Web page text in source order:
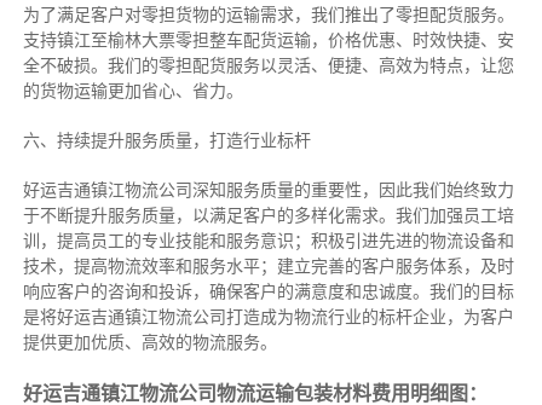
为了满足客户对零担货物的运输需求，我们推出了零担配货服务。
支持镇江至榆林大票零担整车配货运输，价格优惠、时效快捷、安
全不破损。我们的零担配货服务以灵活、便捷、高效为特点，让您
的货物运输更加省心、省力。
六、持续提升服务质量，打造行业标杆
好运吉通镇江物流公司深知服务质量的重要性，因此我们始终致力
于不断提升服务质量，以满足客户的多样化需求。我们加强员工培
训，提高员工的专业技能和服务意识；积极引进先进的物流设备和
技术，提高物流效率和服务水平；建立完善的客户服务体系，及时
响应客户的咨询和投诉，确保客户的满意度和忠诚度。我们的目标
是将好运吉通镇江物流公司打造成为物流行业的标杆企业，为客户
提供更加优质、高效的物流服务。
好运吉通镇江物流公司物流运输包装材料费用明细图：